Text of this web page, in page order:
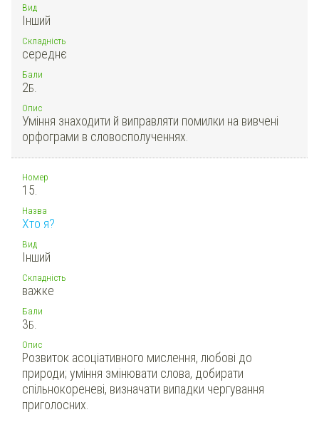
Вид
Інший
Складність
середнє
Бали
2Б.
Опис
Уміння знаходити й виправляти помилки на вивчені
орфограми в словосполученнях.
Номер
15.
Назва
Хто я?
Вид
Інший
Складність
важке
Бали
3Б.
Опис
Розвиток асоціативного мислення, любові до
природи; уміння змінювати слова, добирати
спільнокореневі, визначати випадки чергування
приголосних.